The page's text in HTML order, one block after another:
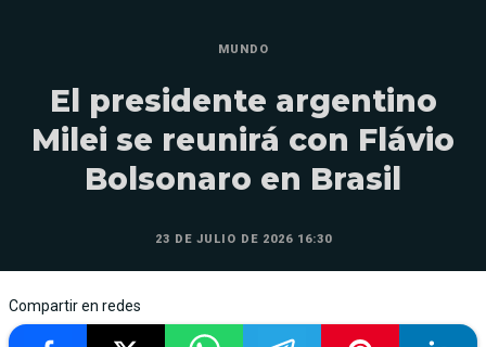
MUNDO
El presidente argentino
Milei se reunirá con Flávio
Bolsonaro en Brasil
23 DE JULIO DE 2026 16:30
Compartir en redes